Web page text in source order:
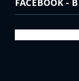
FACEBOOK -